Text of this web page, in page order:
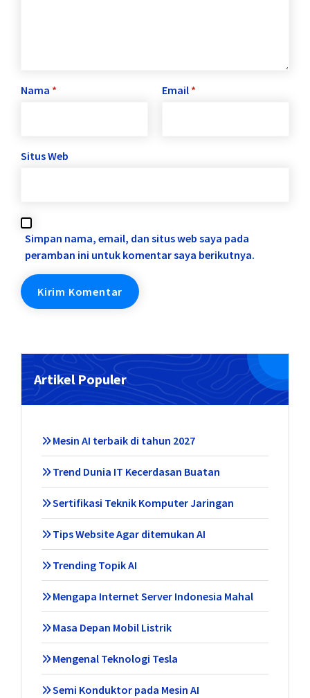
Nama * Email *
Situs Web
Simpan nama, email, dan situs web saya pada
peramban ini untuk komentar saya berikutnya.
Artikel Populer
Mesin AI terbaik di tahun 2027
Trend Dunia IT Kecerdasan Buatan
Sertifikasi Teknik Komputer Jaringan
Tips Website Agar ditemukan AI
Trending Topik AI
Mengapa Internet Server Indonesia Mahal
Masa Depan Mobil Listrik
Mengenal Teknologi Tesla
Semi Konduktor pada Mesin AI